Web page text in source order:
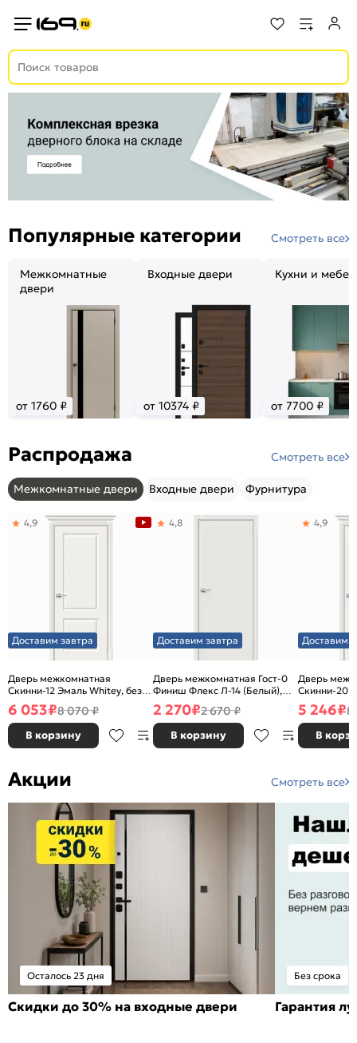
Популярные категории Смотреть все
Межкомнатные
двери
от 1760 ₽
Входные двери
от 10374 ₽
Кухни и
от 7700 ₽
Распродажа Смотреть все
Межкомнатные двери Входные двери Фурнитура
Доставим завтра
Дверь межкомнатная
Скинни-12 Эмаль Whitey, без
декора, глухая, без стекла,
без кромки, скиновая
4,9
6 053₽8 070 ₽
В корзину
Доставим завтра
Дверь межкомнатная Гост-0
Финиш Флекс Л-14 (Белый),
глухая, каркасно-щитовая
4,8
2 270₽2 670 ₽
В корзину
Доставим
Дверь
Скинни-20
декора,
без кромки,
4,9
5 246₽8
В
Акции Смотреть все
Осталось 23 дня
Скидки до 30% на входные двери
Без срока
Гарантия